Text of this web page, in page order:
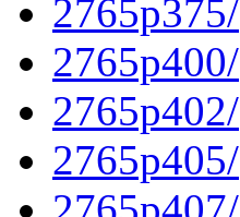
2765p375/
2765p400/
2765p402/
2765p405/